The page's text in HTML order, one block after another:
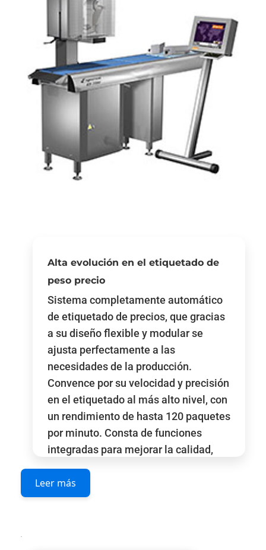
Alta evolución en el etiquetado de
peso precio
Sistema completamente automático
de etiquetado de precios, que gracias
a su diseño flexible y modular se
ajusta perfectamente a las
necesidades de la producción.
Convence por su velocidad y precisión
en el etiquetado al más alto nivel, con
un rendimiento de hasta 120 paquetes
por minuto. Consta de funciones
integradas para mejorar la calidad,
tales como la detección automática
del rollo de etiquetas el cual detecta
automáticamente la partida de
Leer más